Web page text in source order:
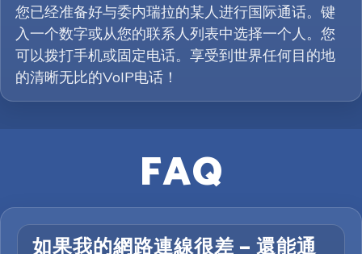
您已经准备好与委内瑞拉的某人进行国际通话。键
入一个数字或从您的联系人列表中选择一个人。您
可以拨打手机或固定电话。享受到世界任何目的地
的清晰无比的VoIP电话！
FAQ